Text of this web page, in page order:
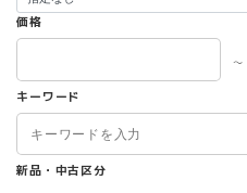
価格
～
キーワード
新品・中古区分